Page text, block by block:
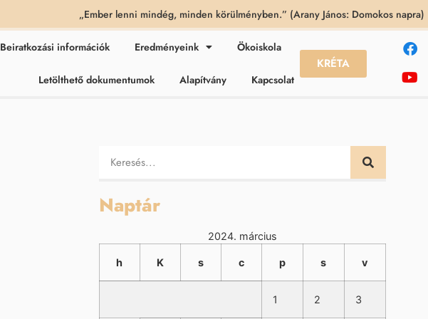
„Ember lenni mindég, minden körülményben.” (Arany János: Domokos napra)
Beiratkozási információk Eredményeink Ökoiskola
Letölthető dokumentumok Alapítvány Kapcsolat
KRÉTA
Naptár
2024. március
h K s c p s v
1 2 3